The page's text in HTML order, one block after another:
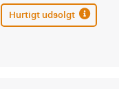
Hurtigt udsolgt